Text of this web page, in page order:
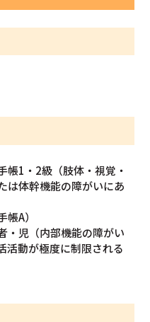
帳1・2級（肢体・視覚・
は体幹機能の障がいにあ
A）
・児（内部機能の障がい
活動が極度に制限される